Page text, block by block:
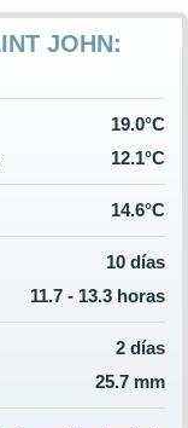
JOHN:
19.0°C
12.1°C
14.6°C
10 días
11.7 - 13.3 horas
2 días
25.7 mm